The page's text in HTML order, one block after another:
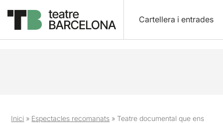
Cartellera i entrades
Inici » Espectacles recomanats »Teatre documental que ens